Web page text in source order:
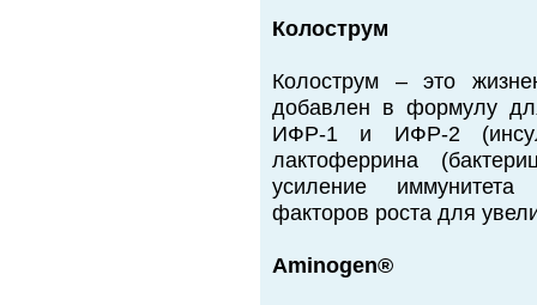
Колострум
Колострум – это
добавлен в формулу
ИФР-1 и ИФР-2
лактоферрина
усиление
факторов роста для
Aminogen®